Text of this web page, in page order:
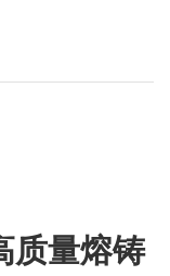
质量熔铸